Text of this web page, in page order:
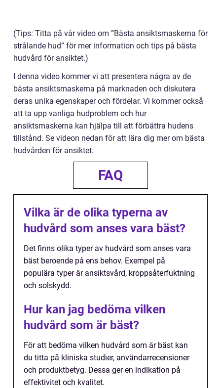
(Tips: Titta på vår video om ”Bästa ansiktsmaskerna för
strålande hud” för mer information och tips på bästa
hudvård för ansiktet.)
I denna video kommer vi att presentera några av de
bästa ansiktsmaskerna på marknaden och diskutera
deras unika egenskaper och fördelar. Vi kommer också
att ta upp vanliga hudproblem och hur
ansiktsmaskerna kan hjälpa till att förbättra hudens
tillstånd. Se videon nedan för att lära dig mer om bästa
hudvården för ansiktet.
FAQ
Vilka är de olika typerna av
hudvård som anses vara bäst?
Det finns olika typer av hudvård som anses vara
bäst beroende på ens behov. Exempel på
populära typer är ansiktsvård, kroppsåterfuktning
och solskydd.
Hur kan jag bedöma vilken
hudvård som är bäst?
För att bedöma vilken hudvård som är bäst kan
du titta på kliniska studier, användarrecensioner
och produktbetyg. Dessa ger en indikation på
effektivitet och kvalitet.